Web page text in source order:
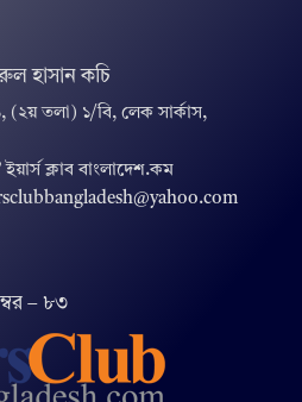
হাসান কচি
(২য় তলা) ১/বি, লেক সার্কাস,
ক্লাব বাংলাদেশ.কম
– ৮৩